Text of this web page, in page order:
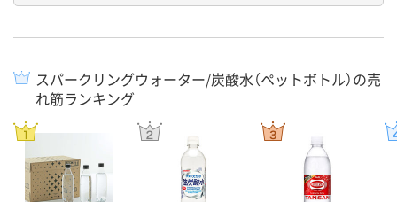
スパークリングウォーター/炭酸水（ペットボトル）の売
れ筋ランキング